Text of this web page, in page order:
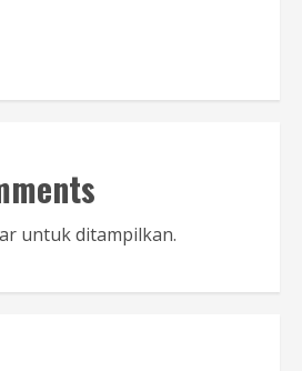
untuk ditampilkan.